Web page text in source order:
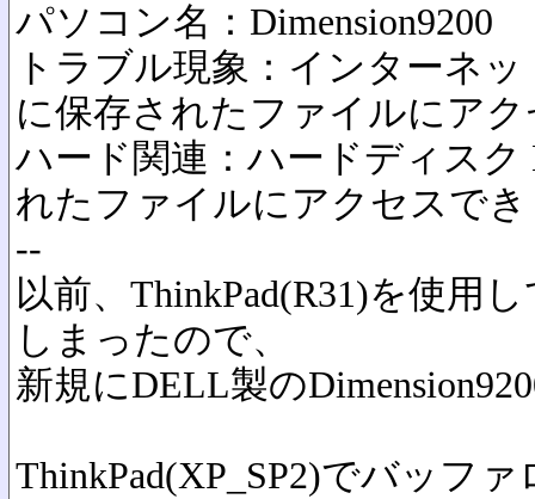
パソコン名：Dimension9200
トラブル現象：インターネ
に保存されたファイルにア
ハード関連：ハードディスク
れたファイルにアクセスで
--
以前、ThinkPad(R31)を使用
しまったので、
新規にDELL製の
ThinkPad(XP_SP2)でバッフ